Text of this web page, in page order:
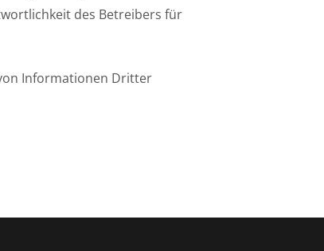
des Betreibers für
Informationen Dritter